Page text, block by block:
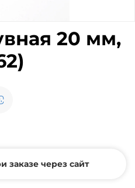
20 мм,
заказе через сайт